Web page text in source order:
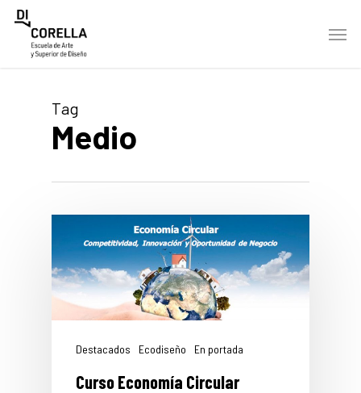
Skip
Menu
Tag
Medio
Destacados Ecodiseño En portada
Curso Economía Circular